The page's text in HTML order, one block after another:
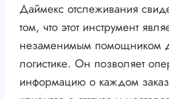
Даймекс отслеживания
том, что этот инструмент
незаменимым помощником
логистике. Он позволяет
информацию о каждом